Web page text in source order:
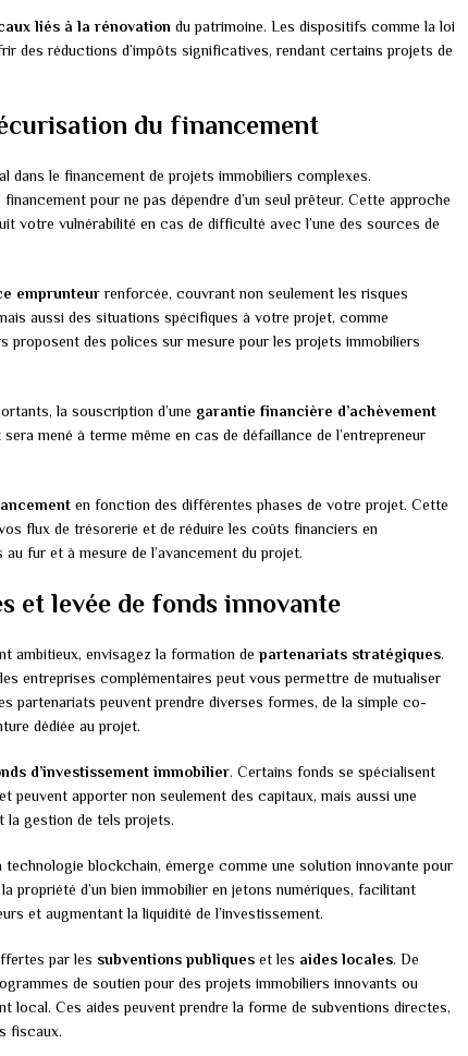
liés à la rénovation du patrimoine. Les dispositifs comme la loi
des réductions d’impôts significatives, rendant certains projets de
du financement
dans le financement de projets immobiliers complexes.
pour ne pas dépendre d’un seul prêteur. Cette approche
votre vulnérabilité en cas de difficulté avec l’une des sources de
emprunteurrenforcée, couvrant non seulement les risques
aussi des situations spécifiques à votre projet, comme
proposent des polices sur mesure pour les projets immobiliers
la souscription d’une garantie financière d’achèvement
mené à terme même en cas de défaillance de l’entrepreneur
en fonction des différentes phases de votre projet. Cette
flux de trésorerie et de réduire les coûts financiers en
fur et à mesure de l’avancement du projet.
et levée de fonds innovante
ambitieux, envisagez la formation de partenariats stratégiques.
entreprises complémentaires peut vous permettre de mutualiser
partenariats peuvent prendre diverses formes, de la simple co-
dédiée au projet.
d’investissement immobilier. Certains fonds se spécialisent
peuvent apporter non seulement des capitaux, mais aussi une
la gestion de tels projets.
technologie blockchain, émerge comme une solution innovante pour
propriété d’un bien immobilier en jetons numériques, facilitant
et augmentant la liquidité de l’investissement.
par les subventions publiques et les aides locales. De
de soutien pour des projets immobiliers innovants ou
local. Ces aides peuvent prendre la forme de subventions directes,
fiscaux.